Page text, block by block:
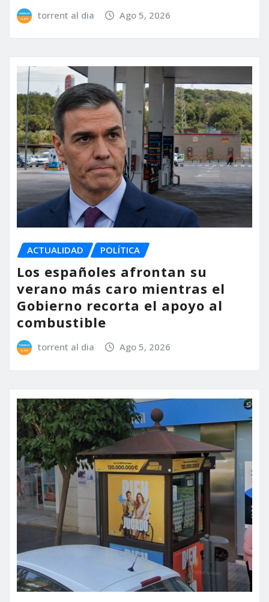
torrent al dia Ago 5, 2026
ACTUALIDAD POLÍTICA
Los españoles afrontan su
verano más caro mientras el
Gobierno recorta el apoyo al
combustible
torrent al dia Ago 5, 2026